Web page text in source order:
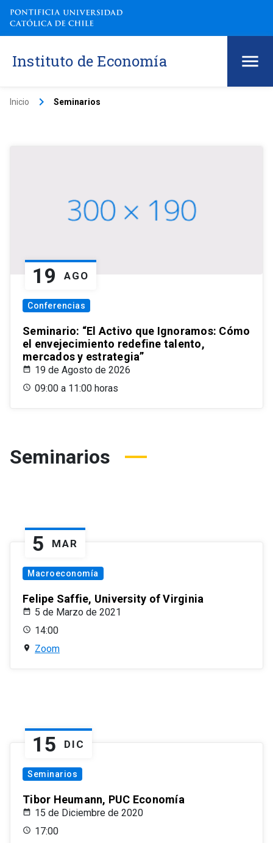
Instituto de Economía
Inicio keyboard_arrow_right Seminarios
19 AGO
Conferencias
Seminario: “El Activo que Ignoramos: Cómo
el envejecimiento redefine talento,
mercados y estrategia”
19 de Agosto de 2026
09:00 a 11:00 horas
Seminarios
5 MAR
Macroeconomía
Felipe Saffie, University of Virginia
5 de Marzo de 2021
14:00
Zoom
15 DIC
Seminarios
Tibor Heumann, PUC Economía
15 de Diciembre de 2020
17:00